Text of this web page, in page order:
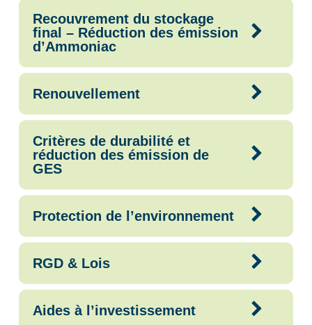
Recouvrement du stockage
final – Réduction des émission
d’Ammoniac
Renouvellement
Critères de durabilité et
réduction des émission de
GES
Protection de l’environnement
RGD & Lois
Aides à l’investissement